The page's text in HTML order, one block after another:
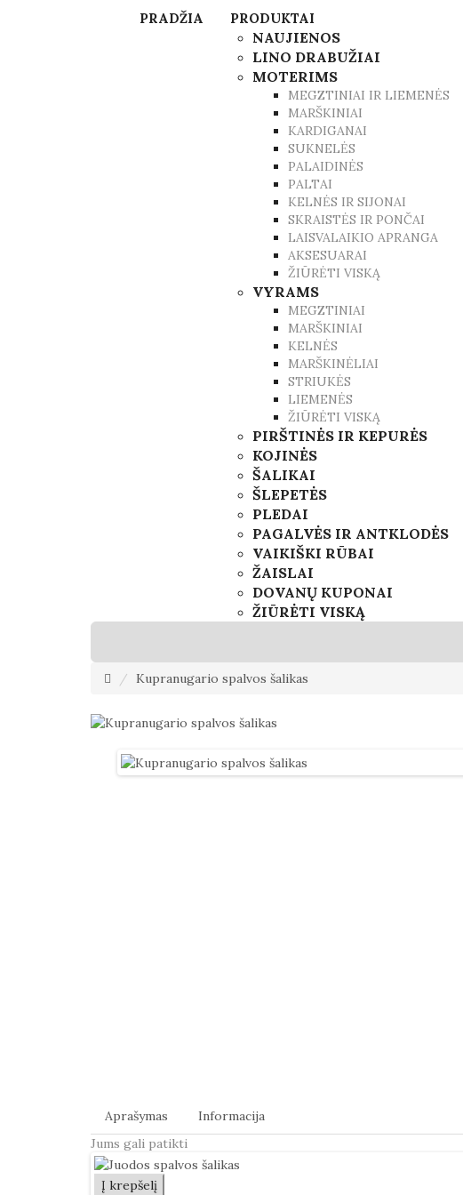
PRADŽIA PRODUKTAI
NAUJIENOS
LINO DRABUŽIAI
MOTERIMS
MEGZTINIAI IR LIEMENĖS
MARŠKINIAI
KARDIGANAI
SUKNELĖS
PALAIDINĖS
PALTAI
KELNĖS IR SIJONAI
SKRAISTĖS IR PONČAI
LAISVALAIKIO APRANGA
AKSESUARAI
ŽIŪRĖTI VISKĄ
VYRAMS
MEGZTINIAI
MARŠKINIAI
KELNĖS
MARŠKINĖLIAI
STRIUKĖS
LIEMENĖS
ŽIŪRĖTI VISKĄ
PIRŠTINĖS IR KEPURĖS
KOJINĖS
ŠALIKAI
ŠLEPETĖS
PLEDAI
PAGALVĖS IR ANTKLODĖS
VAIKIŠKI RŪBAI
ŽAISLAI
DOVANŲ KUPONAI
ŽIŪRĖTI VISKĄ
Kupranugario spalvos šalikas
Aprašymas
Informacija
Jums gali patikti
Į krepšelį